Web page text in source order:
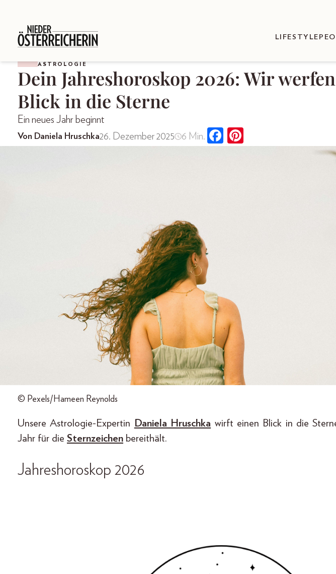
LIFESTYLE
ASTROLOGIE
Dein Jahreshoroskop 2026: Wir
Blick in die Sterne
Ein neues Jahr beginnt
Von Daniela Hruschka26. Dezember 2025 6 Min.
© Pexels/Hameen Reynolds
Unsere Astrologie-Expertin Daniela Hruschka wirft einen Blick in die
Jahr für die Sternzeichen bereithält.
Jahreshoroskop 2026